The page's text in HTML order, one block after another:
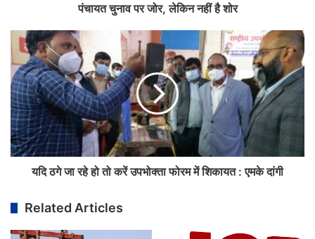
पंचायत चुनाव पर जोर, लेकिन नहीं है शोर
यदि ठगे जा रहे हो तो करें उपभोक्ता फोरम में शिकायत : एमके दांगी
Related Articles